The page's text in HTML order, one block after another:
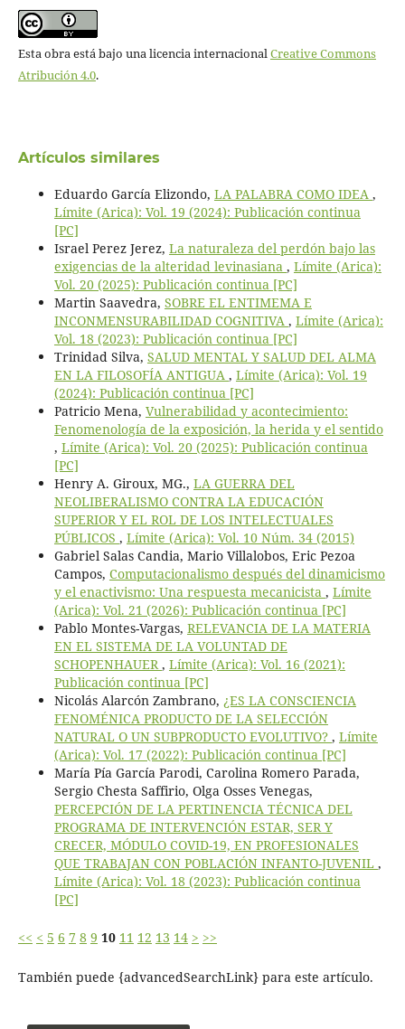
Esta obra está bajo una licencia internacionalCreative Commons
Atribución 4.0.
Artículos similares
Eduardo García Elizondo, LA PALABRA COMO IDEA ,
Límite (Arica): Vol. 19 (2024): Publicación continua
[PC]
Israel Perez Jerez, La naturaleza del perdón bajo las
exigencias de la alteridad levinasiana , Límite (Arica):
Vol. 20 (2025): Publicación continua [PC]
Martin Saavedra, SOBRE EL ENTIMEMA E
INCONMENSURABILIDAD COGNITIVA , Límite (Arica):
Vol. 18 (2023): Publicación continua [PC]
Trinidad Silva, SALUD MENTAL Y SALUD DEL ALMA
EN LA FILOSOFÍA ANTIGUA , Límite (Arica): Vol. 19
(2024): Publicación continua [PC]
Patricio Mena, Vulnerabilidad y acontecimiento:
Fenomenología de la exposición, la herida y el sentido
, Límite (Arica): Vol. 20 (2025): Publicación continua
[PC]
Henry A. Giroux, MG., LA GUERRA DEL
NEOLIBERALISMO CONTRA LA EDUCACIÓN
SUPERIOR Y EL ROL DE LOS INTELECTUALES
PÚBLICOS , Límite (Arica): Vol. 10 Núm. 34 (2015)
Gabriel Salas Candia, Mario Villalobos, Eric Pezoa
Campos, Computacionalismo después del dinamicismo
y el enactivismo: Una respuesta mecanicista , Límite
(Arica): Vol. 21 (2026): Publicación continua [PC]
Pablo Montes-Vargas, RELEVANCIA DE LA MATERIA
EN EL SISTEMA DE LA VOLUNTAD DE
SCHOPENHAUER, Límite (Arica): Vol. 16 (2021):
Publicación continua [PC]
Nicolás Alarcón Zambrano, ¿ES LA CONSCIENCIA
FENOMÉNICA PRODUCTO DE LA SELECCIÓN
NATURAL O UN SUBPRODUCTO EVOLUTIVO? , Límite
(Arica): Vol. 17 (2022): Publicación continua [PC]
María Pía García Parodi, Carolina Romero Parada,
Sergio Chesta Saffirio, Olga Osses Venegas,
PERCEPCIÓN DE LA PERTINENCIA TÉCNICA DEL
PROGRAMA DE INTERVENCIÓN ESTAR, SER Y
CRECER, MÓDULO COVID-19, EN PROFESIONALES
QUE TRABAJAN CON POBLACIÓN INFANTO-JUVENIL ,
Límite (Arica): Vol. 18 (2023): Publicación continua
[PC]
<< < 5 6 7 8 9 10 11 12 13 14 > >>
También puede {advancedSearchLink} para este artículo.